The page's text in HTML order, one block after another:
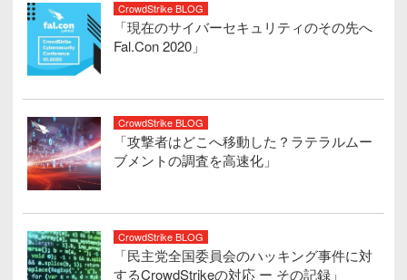
CrowdStrike BLOG
「現在のサイバーセキュリティのその先へ
Fal.Con 2020」
CrowdStrike BLOG
「攻撃者はどこへ移動した？ラテラルムー
ブメントの調査を高速化」
CrowdStrike BLOG
「民主党全国委員会のハッキング事件に対
するCrowdStrikeの対応 ー その記録」